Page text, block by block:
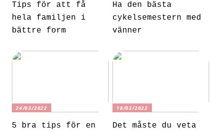
Tips för att få
hela familjen i
bättre form
Ha den bästa
cykelsemestern med
vänner
24/03/2022
5 bra tips för en
18/03/2022
Det måste du veta